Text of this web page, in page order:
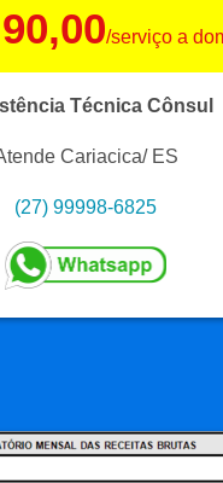
/serviço a
Técnica Cônsul
Cariacica/ ES
(27) 99998-6825